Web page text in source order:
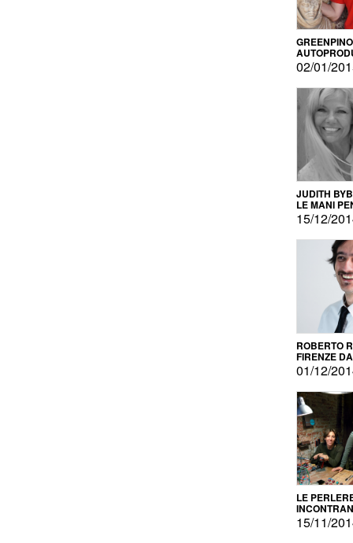
PER
02/01/
JUDITH
LE MANI
15/12/
ROBERTO
FIRENZE DAL
01/12/
LE
15/11/